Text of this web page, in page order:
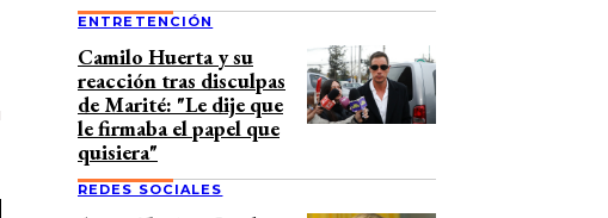
ENTRETENCIÓN
Camilo Huerta y su
reacción tras disculpas
de Marité: "Le dije que
le firmaba el papel que
quisiera"
REDES SOCIALES